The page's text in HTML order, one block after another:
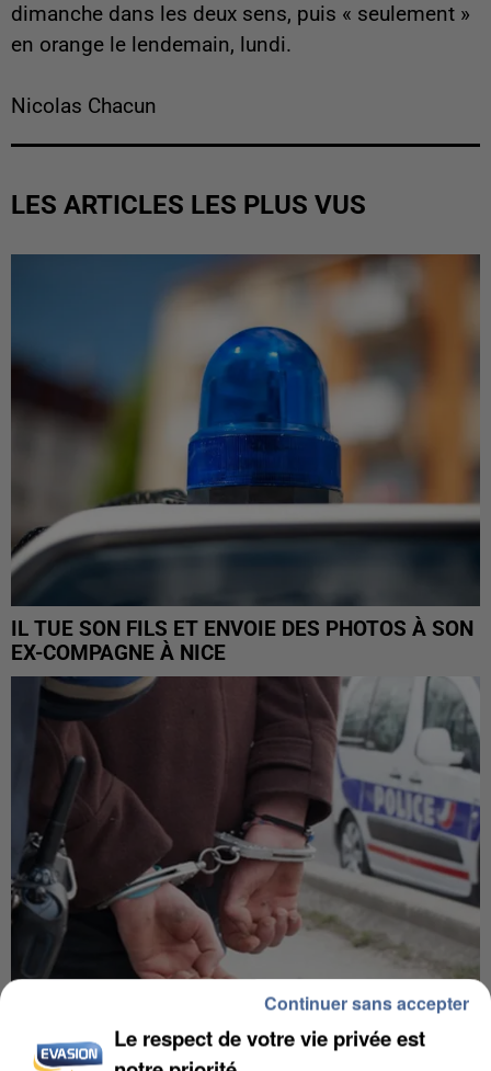
dimanche dans les deux sens, puis « seulement »
en orange le lendemain, lundi.
Nicolas Chacun
LES ARTICLES LES PLUS VUS
IL TUE SON FILS ET ENVOIE DES PHOTOS À SON
EX-COMPAGNE À NICE
L’UN DES FONDATEURS SUPPOSÉS DE LA DZ
Le respect de votre vie privée est
Continuer sans accepter